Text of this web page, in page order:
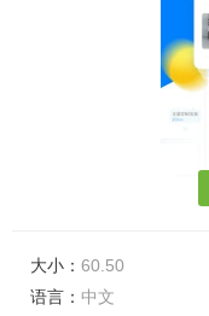
app介绍：
大小： 60.50
语言： 中文